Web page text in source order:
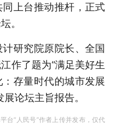
上台推动推杆，正式
。
研究院原院长、全国
作了题为“满足美好生
存量时代的城市发展
论坛主旨报告。
台“人民号”作者上传并发布，仅代